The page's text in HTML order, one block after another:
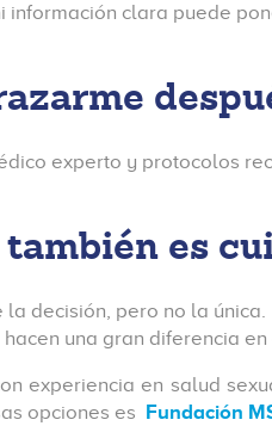
clara puede
experto y protocolos
es
decisión, pero no la única.
una gran diferencia
experiencia en salud
opciones es Fundación